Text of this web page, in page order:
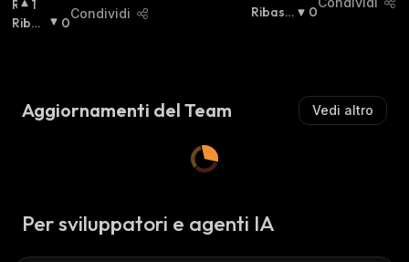
R
I
1
Ribas
0
Condividi
Al
Ribassi
0
Aggiornamenti del Team Vedi altro
Per sviluppatori e agenti IA